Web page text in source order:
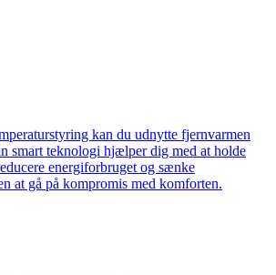
kan du udnytte fjernvarmen
smart teknologi hjælper dig med at holde
energiforbruget og sænke
at gå på kompromis med komforten.